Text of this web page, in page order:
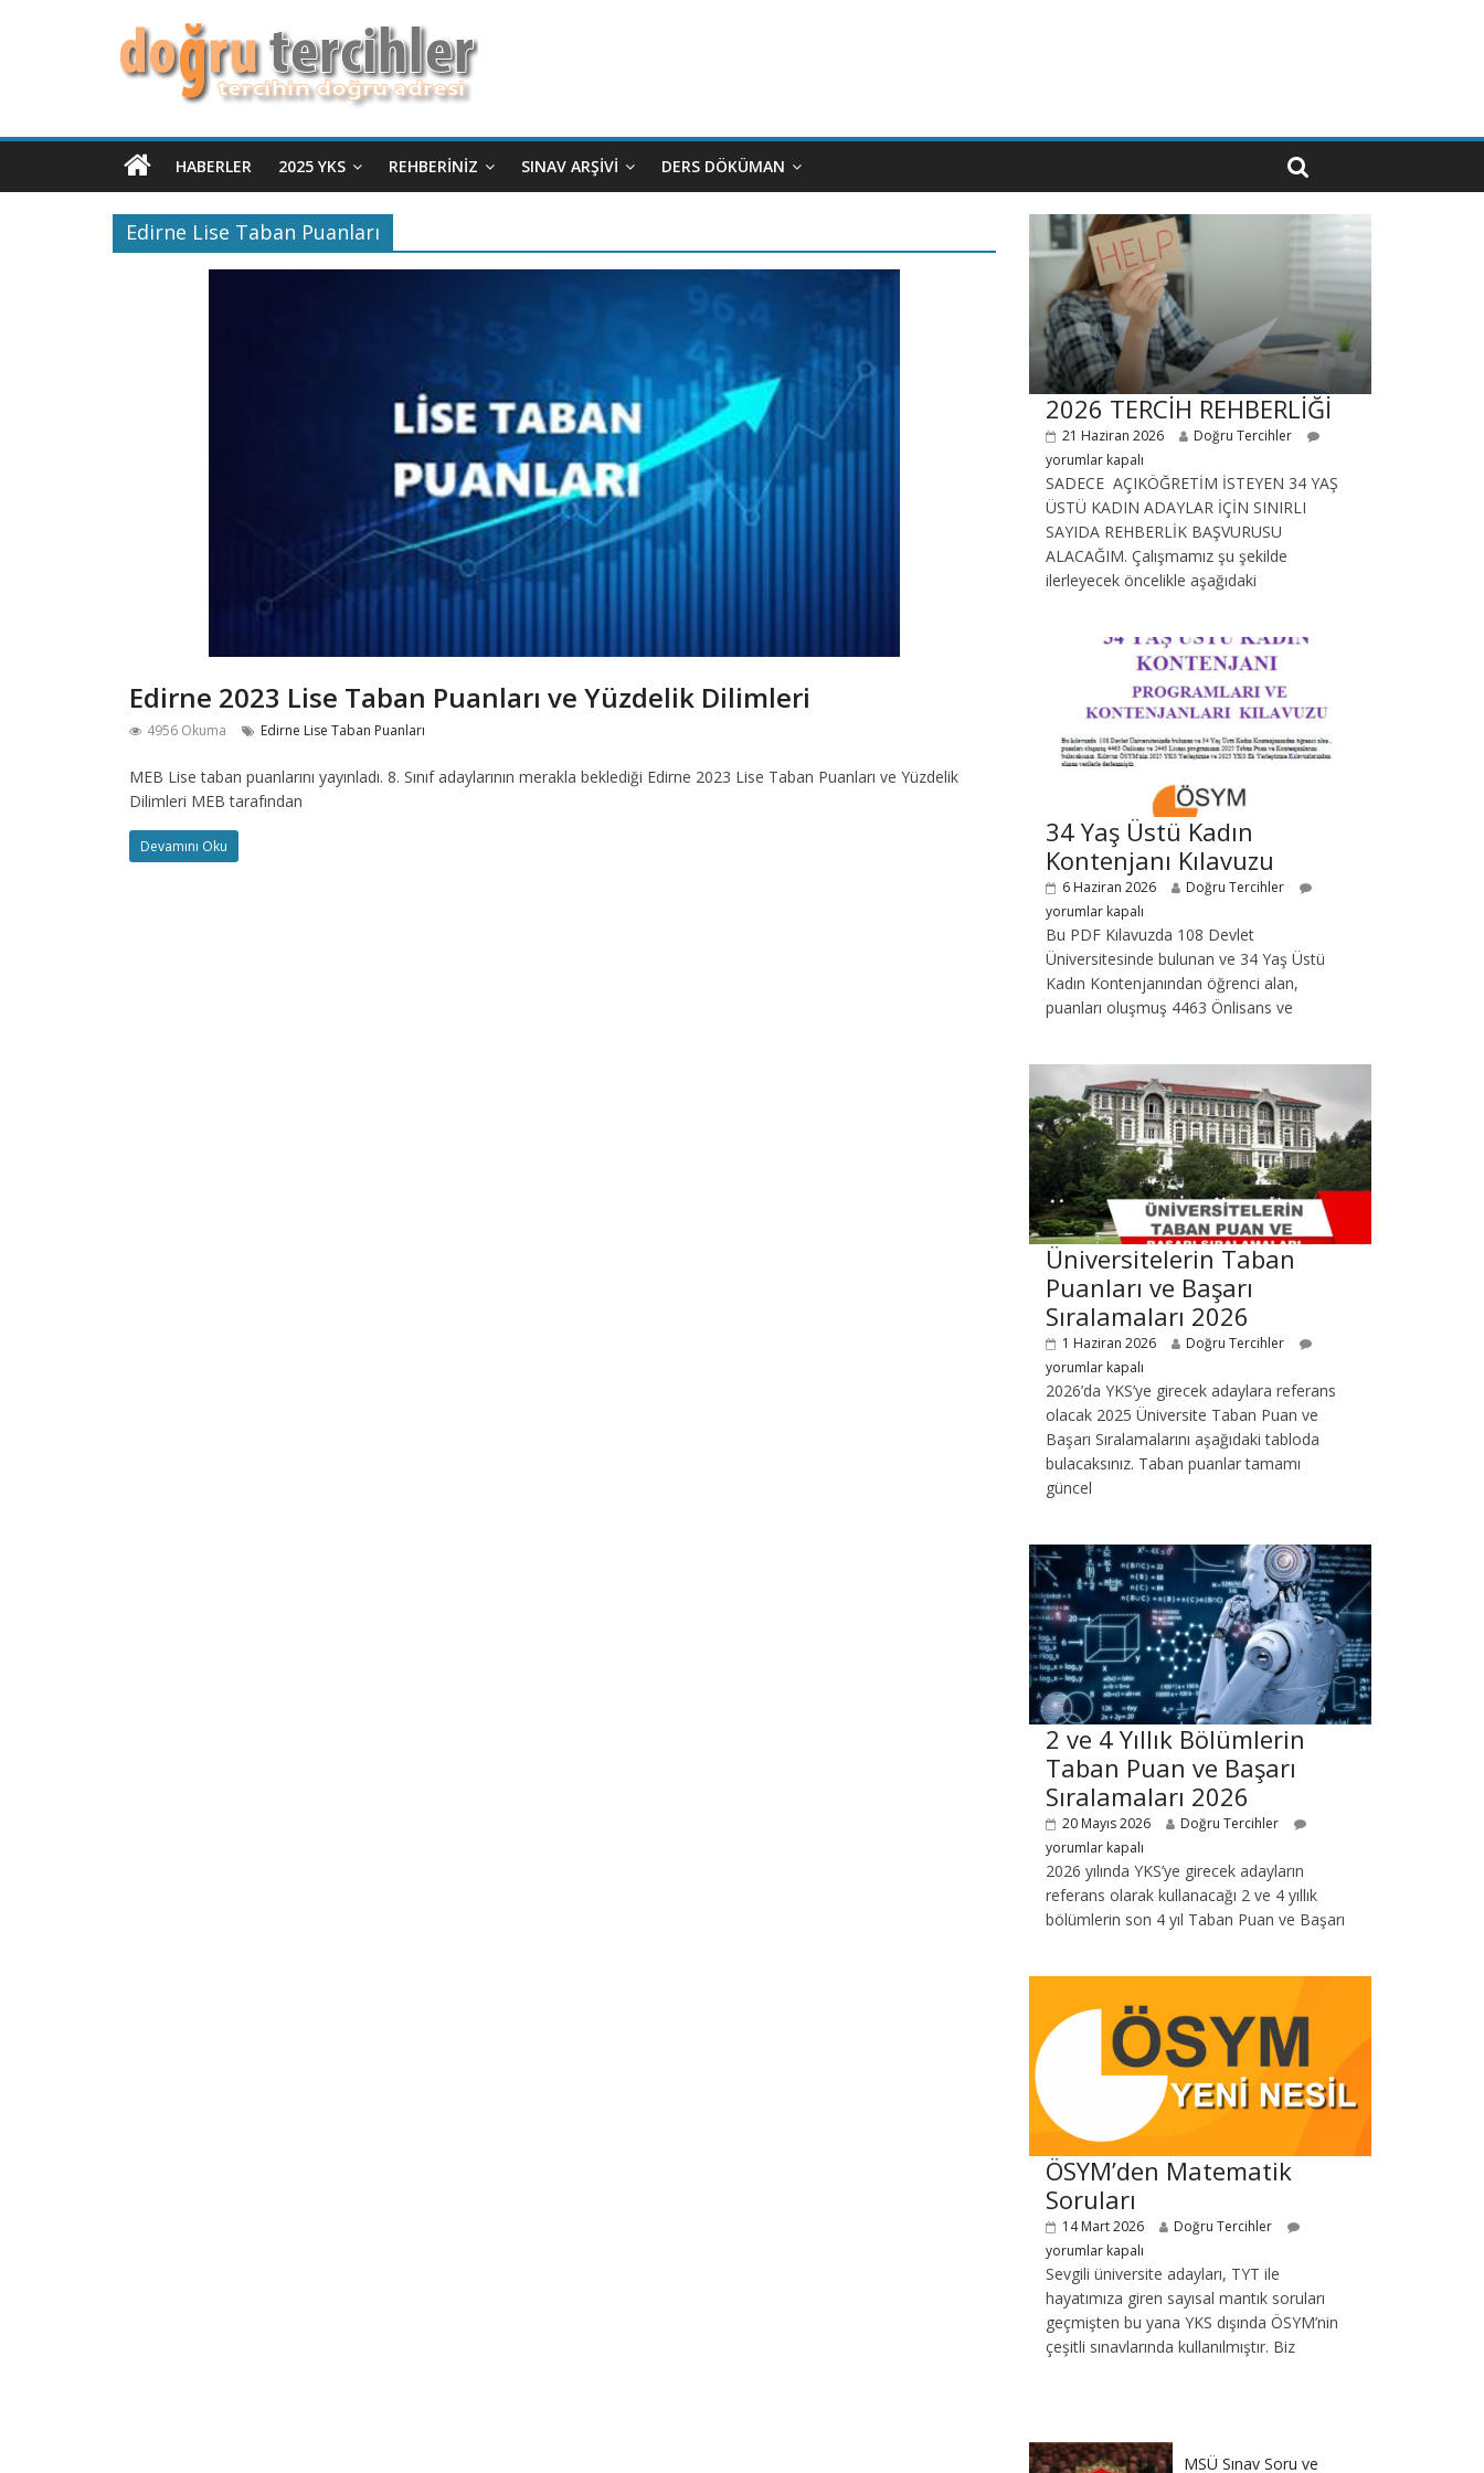
HABERLER 2025 YKS REHBERINIZ SINAV ARŞIVI DERS DÖKÜMAN
Edirne Lise Taban Puanları
Edirne 2023 Lise Taban Puanları ve Yüzdelik Dilimleri
4956 Okuma Edirne Lise Taban Puanları
MEB Lise taban puanlarını yayınladı. 8. Sınıf adaylarının merakla beklediği Edirne 2023 Lise Taban Puanları ve Yüzdelik
Dilimleri MEB tarafından
Devamını Oku
2026 TERCİH REHBERLİĞİ
21 Haziran 2026
Doğru Tercihler
yorumlar kapalı
SADECE AÇIKÖĞRETİM İSTEYEN 34 YAŞ
ÜSTÜ KADIN ADAYLAR İÇİN SINIRLI
SAYIDA REHBERLİK BAŞVURUSU
ALACAĞIM. Çalışmamız şu şekilde
ilerleyecek öncelikle aşağıdaki
34 Yaş Üstü Kadın
Kontenjanı Kılavuzu
6 Haziran 2026
Doğru Tercihler
yorumlar kapalı
Bu PDF Kılavuzda 108 Devlet
Üniversitesinde bulunan ve 34 Yaş Üstü
Kadın Kontenjanından öğrenci alan,
puanları oluşmuş 4463 Önlisans ve
Üniversitelerin Taban
Puanları ve Başarı
Sıralamaları 2026
1 Haziran 2026
Doğru Tercihler
yorumlar kapalı
2026’da YKS’ye girecek adaylara referans
olacak 2025 Üniversite Taban Puan ve
Başarı Sıralamalarını aşağıdaki tabloda
bulacaksınız. Taban puanlar tamamı
güncel
2 ve 4 Yıllık Bölümlerin
Taban Puan ve Başarı
Sıralamaları 2026
20 Mayıs 2026
Doğru Tercihler
yorumlar kapalı
2026 yılında YKS’ye girecek adayların
referans olarak kullanacağı 2 ve 4 yıllık
bölümlerin son 4 yıl Taban Puan ve Başarı
ÖSYM’den Matematik
Soruları
14 Mart 2026
Doğru Tercihler
yorumlar kapalı
Sevgili üniversite adayları, TYT ile
hayatımıza giren sayısal mantık soruları
geçmişten bu yana YKS dışında ÖSYM’nin
çeşitli sınavlarında kullanılmıştır. Biz
MSÜ Sınav Soru ve